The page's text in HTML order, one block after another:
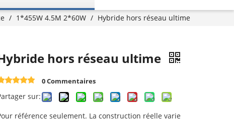
/ 1*455W 4.5M 2*60W / Hybride hors réseau ultime
hors réseau ultime
0 Commentaires
sur:
référence seulement. La construction réelle varie